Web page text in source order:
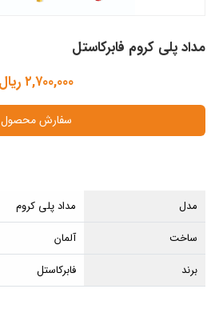
مداد پلی کروم فابرکاستل
۲,۷۰۰,۰۰۰ ریال
سفارش محصول
مدل
مداد پلی کروم
ساخت
آلمان
برند
فابرکاستل